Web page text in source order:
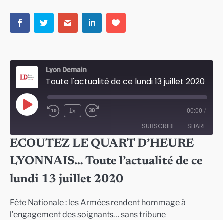
Lyon Demain
Toute l'actualité de ce lundi 13 juillet 2020
Play
1x 00:00 /
SUBSCRIBE SHARE
RSS FEED
SHARE
LINK
ECOUTEZ LE QUART D’HEURE
LYONNAIS… Toute l’actualité de ce
lundi 13 juillet 2020
Fête Nationale : les Armées rendent hommage à
l’engagement des soignants… sans tribune